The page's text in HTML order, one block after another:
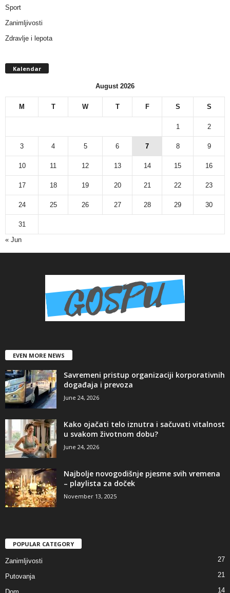
Sport
Zanimljivosti
Zdravlje i lepota
Kalendar
August 2026
M T W T F S S
1 2
3 4 5 6 7 8 9
10 11 12 13 14 15 16
17 18 19 20 21 22 23
24 25 26 27 28 29 30
31
« Jun
EVEN MORE NEWS
Savremeni pristup organizaciji korporativnih
događaja i prevoza
June 24, 2026
Kako ojačati telo iznutra i sačuvati vitalnost
u svakom životnom dobu?
June 24, 2026
Najbolje novogodišnje pjesme svih vremena
– playlista za doček
November 13, 2025
POPULAR CATEGORY
Zanimljivosti 27
Putovanja 21
14